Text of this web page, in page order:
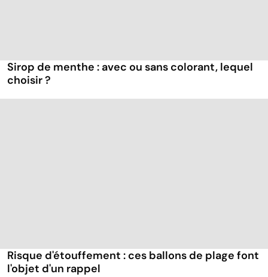
Sirop de menthe : avec ou sans colorant, lequel
choisir ?
Risque d'étouffement : ces ballons de plage font
l'objet d'un rappel